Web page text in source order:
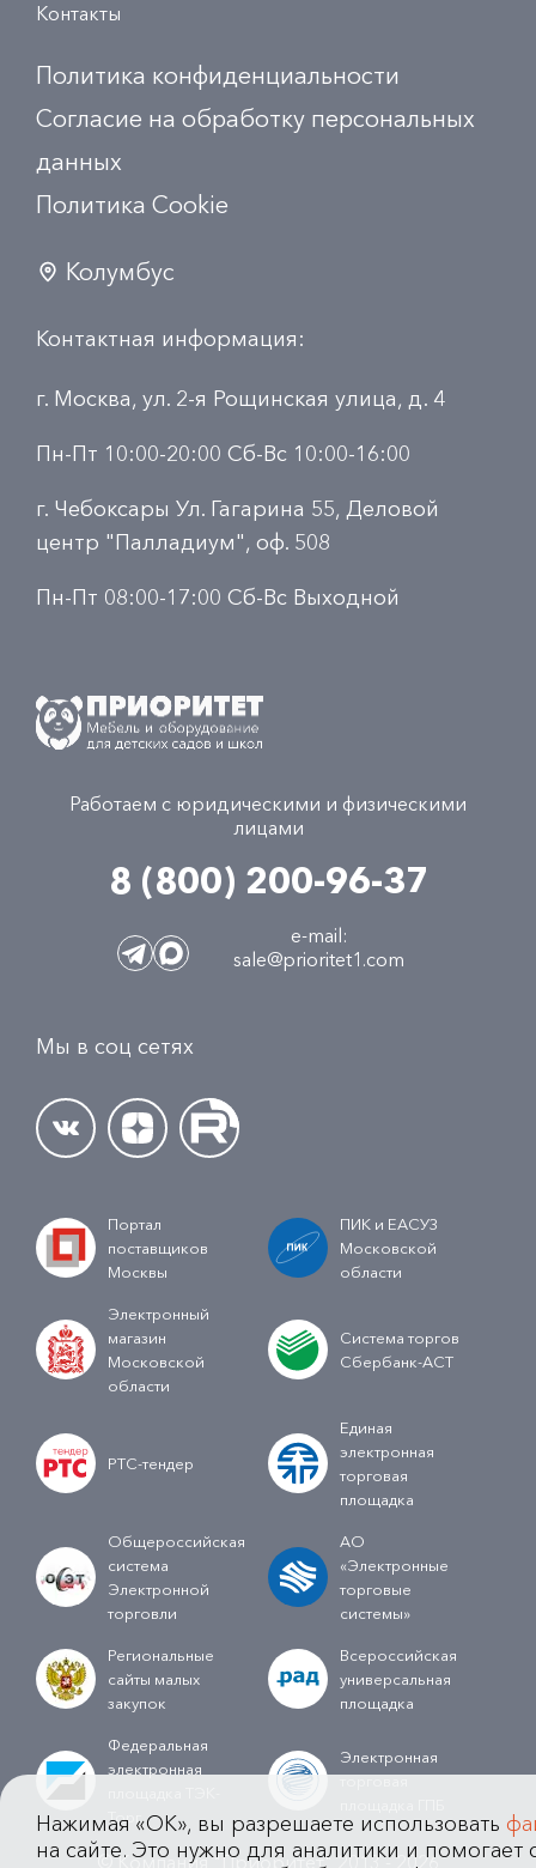
Контакты
Политика конфиденциальности
Согласие на обработку персональных
данных
Политика Сookie
Колумбус
Контактная информация:
г. Москва, ул. 2-я Рощинская улица, д. 4
Пн-Пт 10:00-20:00 Сб-Вс 10:00-16:00
г. Чебоксары Ул. Гагарина 55, Деловой
центр "Палладиум", оф. 508
Пн-Пт 08:00-17:00 Сб-Вс Выходной
Работаем с юридическими и физическими
лицами
8 (800) 200-96-37
e-mail:
sale@prioritet1.com
Мы в соц сетях
Портал
поставщиков
Москвы
ПИК и ЕАСУЗ
Московской
области
Электронный
магазин
Московской
области
Система торгов
Сбербанк-АСТ
РТС-тендер
Единая
электронная
торговая
площадка
Общероссийская
система
Электронной
торговли
АО
«Электронные
торговые
системы»
Региональные
сайты малых
закупок
Всероссийская
универсальная
площадка
Федеральная
электронная
Торг
Электронная
торговая
© Компания "Приоритет" 2013 - 2026
Нажимая «OK», вы разрешаете использовать
на сайте. Это нужно для аналитики и помогает